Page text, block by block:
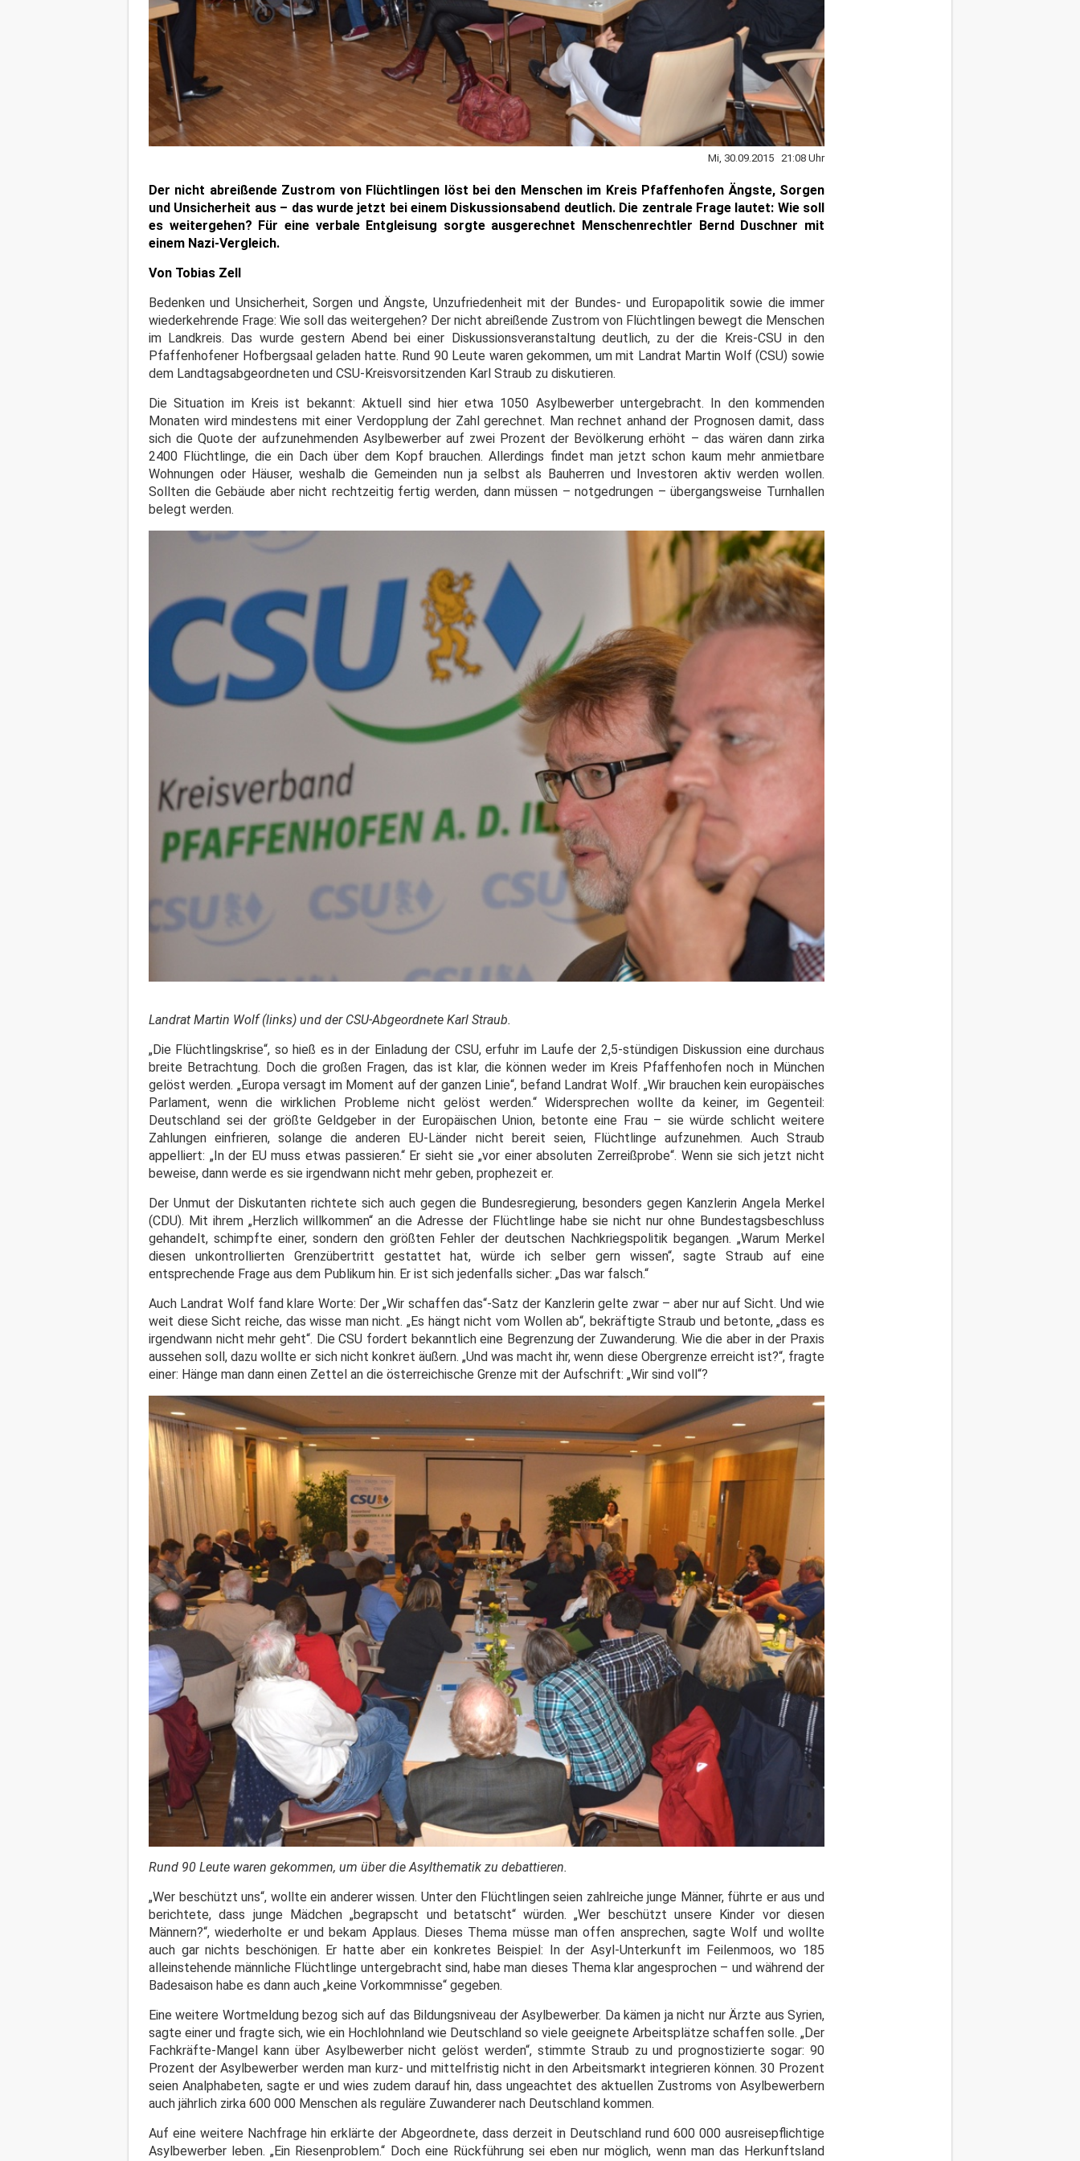
Mi, 30.09.2015 21:08 Uhr
Der nicht abreißende Zustrom von Flüchtlingen löst bei den Menschen im Kreis Pfaffenhofen Ängste, Sorgen
und Unsicherheit aus – das wurde jetzt bei einem Diskussionsabend deutlich. Die zentrale Frage lautet: Wie soll
es weitergehen? Für eine verbale Entgleisung sorgte ausgerechnet Menschenrechtler Bernd Duschner mit
einem Nazi-Vergleich.
Von Tobias Zell
Bedenken und Unsicherheit, Sorgen und Ängste, Unzufriedenheit mit der Bundes- und Europapolitik sowie die immer
wiederkehrende Frage: Wie soll das weitergehen? Der nicht abreißende Zustrom von Flüchtlingen bewegt die Menschen
im Landkreis. Das wurde gestern Abend bei einer Diskussionsveranstaltung deutlich, zu der die Kreis-CSU in den
Pfaffenhofener Hofbergsaal geladen hatte. Rund 90 Leute waren gekommen, um mit Landrat Martin Wolf (CSU) sowie
dem Landtagsabgeordneten und CSU-Kreisvorsitzenden Karl Straub zu diskutieren.
Die Situation im Kreis ist bekannt: Aktuell sind hier etwa 1050 Asylbewerber untergebracht. In den kommenden
Monaten wird mindestens mit einer Verdopplung der Zahl gerechnet. Man rechnet anhand der Prognosen damit, dass
sich die Quote der aufzunehmenden Asylbewerber auf zwei Prozent der Bevölkerung erhöht – das wären dann zirka
2400 Flüchtlinge, die ein Dach über dem Kopf brauchen. Allerdings findet man jetzt schon kaum mehr anmietbare
Wohnungen oder Häuser, weshalb die Gemeinden nun ja selbst als Bauherren und Investoren aktiv werden wollen.
Sollten die Gebäude aber nicht rechtzeitig fertig werden, dann müssen – notgedrungen – übergangsweise Turnhallen
belegt werden.
Landrat Martin Wolf (links) und der CSU-Abgeordnete Karl Straub.
„Die Flüchtlingskrise“, so hieß es in der Einladung der CSU, erfuhr im Laufe der 2,5-stündigen Diskussion eine durchaus
breite Betrachtung. Doch die großen Fragen, das ist klar, die können weder im Kreis Pfaffenhofen noch in München
gelöst werden. „Europa versagt im Moment auf der ganzen Linie“, befand Landrat Wolf. „Wir brauchen kein europäisches
Parlament, wenn die wirklichen Probleme nicht gelöst werden.“ Widersprechen wollte da keiner, im Gegenteil:
Deutschland sei der größte Geldgeber in der Europäischen Union, betonte eine Frau – sie würde schlicht weitere
Zahlungen einfrieren, solange die anderen EU-Länder nicht bereit seien, Flüchtlinge aufzunehmen. Auch Straub
appelliert: „In der EU muss etwas passieren.“ Er sieht sie „vor einer absoluten Zerreißprobe“. Wenn sie sich jetzt nicht
beweise, dann werde es sie irgendwann nicht mehr geben, prophezeit er.
Der Unmut der Diskutanten richtete sich auch gegen die Bundesregierung, besonders gegen Kanzlerin Angela Merkel
(CDU). Mit ihrem „Herzlich willkommen“ an die Adresse der Flüchtlinge habe sie nicht nur ohne Bundestagsbeschluss
gehandelt, schimpfte einer, sondern den größten Fehler der deutschen Nachkriegspolitik begangen. „Warum Merkel
diesen unkontrollierten Grenzübertritt gestattet hat, würde ich selber gern wissen“, sagte Straub auf eine
entsprechende Frage aus dem Publikum hin. Er ist sich jedenfalls sicher: „Das war falsch.“
Auch Landrat Wolf fand klare Worte: Der „Wir schaffen das“-Satz der Kanzlerin gelte zwar – aber nur auf Sicht. Und wie
weit diese Sicht reiche, das wisse man nicht. „Es hängt nicht vom Wollen ab“, bekräftigte Straub und betonte, „dass es
irgendwann nicht mehr geht“. Die CSU fordert bekanntlich eine Begrenzung der Zuwanderung. Wie die aber in der Praxis
aussehen soll, dazu wollte er sich nicht konkret äußern. „Und was macht ihr, wenn diese Obergrenze erreicht ist?“, fragte
einer: Hänge man dann einen Zettel an die österreichische Grenze mit der Aufschrift: „Wir sind voll“?
Rund 90 Leute waren gekommen, um über die Asylthematik zu debattieren.
„Wer beschützt uns“, wollte ein anderer wissen. Unter den Flüchtlingen seien zahlreiche junge Männer, führte er aus und
berichtete, dass junge Mädchen „begrapscht und betatscht“ würden. „Wer beschützt unsere Kinder vor diesen
Männern?“, wiederholte er und bekam Applaus. Dieses Thema müsse man offen ansprechen, sagte Wolf und wollte
auch gar nichts beschönigen. Er hatte aber ein konkretes Beispiel: In der Asyl-Unterkunft im Feilenmoos, wo 185
alleinstehende männliche Flüchtlinge untergebracht sind, habe man dieses Thema klar angesprochen – und während der
Badesaison habe es dann auch „keine Vorkommnisse“ gegeben.
Eine weitere Wortmeldung bezog sich auf das Bildungsniveau der Asylbewerber. Da kämen ja nicht nur Ärzte aus Syrien,
sagte einer und fragte sich, wie ein Hochlohnland wie Deutschland so viele geeignete Arbeitsplätze schaffen solle. „Der
Fachkräfte-Mangel kann über Asylbewerber nicht gelöst werden“, stimmte Straub zu und prognostizierte sogar: 90
Prozent der Asylbewerber werden man kurz- und mittelfristig nicht in den Arbeitsmarkt integrieren können. 30 Prozent
seien Analphabeten, sagte er und wies zudem darauf hin, dass ungeachtet des aktuellen Zustroms von Asylbewerbern
auch jährlich zirka 600 000 Menschen als reguläre Zuwanderer nach Deutschland kommen.
Auf eine weitere Nachfrage hin erklärte der Abgeordnete, dass derzeit in Deutschland rund 600 000 ausreisepflichtige
Asylbewerber leben. „Ein Riesenproblem.“ Doch eine Rückführung sei eben nur möglich, wenn man das Herkunftsland